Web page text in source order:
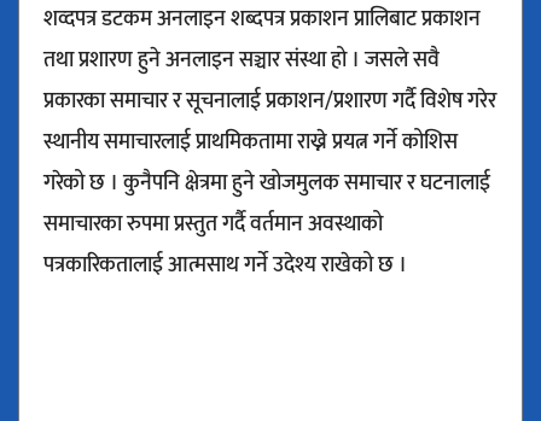
शव्दपत्र डटकम अनलाइन शब्दपत्र प्रकाशन प्रालिबाट प्रकाशन
तथा प्रशारण हुने अनलाइन सञ्चार संस्था हो । जसले सवै
प्रकारका समाचार र सूचनालाई प्रकाशन/प्रशारण गर्दै विशेष गरेर
स्थानीय समाचारलाई प्राथमिकतामा राख्ने प्रयत्न गर्ने कोशिस
गरेको छ । कुनैपनि क्षेत्रमा हुने खोजमुलक समाचार र घटनालाई
समाचारका रुपमा प्रस्तुत गर्दै वर्तमान अवस्थाको
पत्रकारिकतालाई आत्मसाथ गर्ने उदेश्य राखेको छ ।